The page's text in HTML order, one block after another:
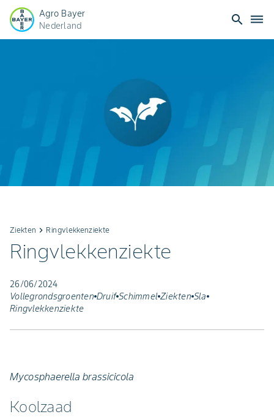
Agro Bayer
Nederland
search dehaze
Ziekten keyboard_arrow_right Ringvlekkenziekte
Ringvlekkenziekte
26/06/2024
Vollegrondsgroenten Druif Schimmel Ziekten Sla
Ringvlekkenziekte
Mycosphaerella brassicicola
Koolzaad